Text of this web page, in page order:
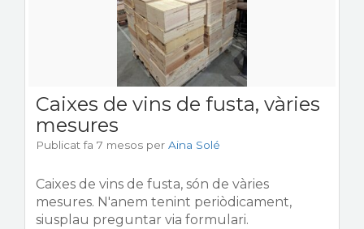
Caixes de vins de fusta, vàries
mesures
Publicat fa 7 mesos per Aina Solé
Caixes de vins de fusta, són de vàries
mesures. N'anem tenint periòdicament,
siusplau preguntar via formulari.